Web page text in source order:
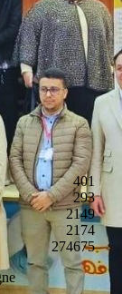
401
293
2149
2174
274675